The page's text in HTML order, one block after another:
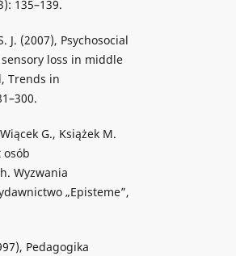
135–139.
J. (2007), Psychosocial
loss in middle
Trends in
G., Książek M.
osób
Wyzwania
„Episteme”,
Pedagogika